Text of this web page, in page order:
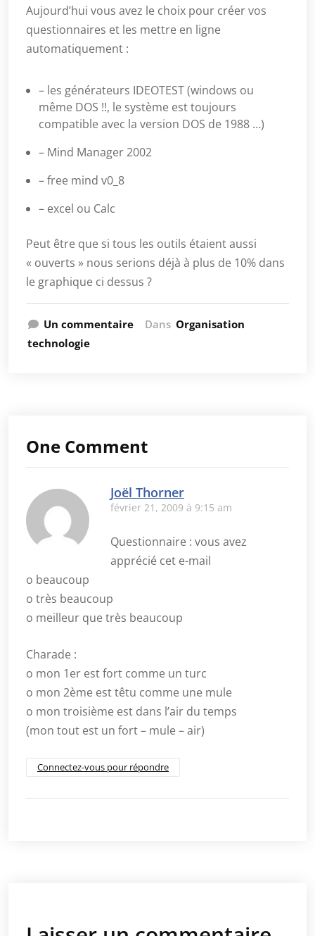
Aujourd’hui vous avez le choix pour créer vos
questionnaires et les mettre en ligne
automatiquement :
– les générateurs IDEOTEST (windows ou
même DOS !!, le système est toujours
compatible avec la version DOS de 1988 …)
– Mind Manager 2002
– free mind v0_8
– excel ou Calc
Peut être que si tous les outils étaient aussi
« ouverts » nous serions déjà à plus de 10% dans
le graphique ci dessus ?
Un commentaire Dans Organisation
technologie
One Comment
Joël Thorner
février 21, 2009 à 9:15 am
Questionnaire : vous avez
apprécié cet e-mail
o beaucoup
o très beaucoup
o meilleur que très beaucoup
Charade :
o mon 1er est fort comme un turc
o mon 2ème est têtu comme une mule
o mon troisième est dans l’air du temps
(mon tout est un fort – mule – air)
Connectez-vous pour répondre